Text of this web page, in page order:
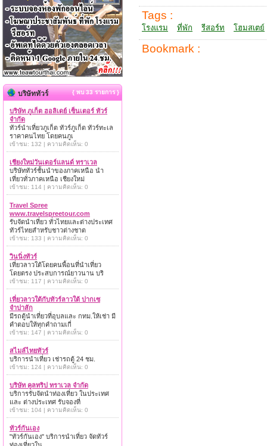
Tags :
โรงแรม ที่พัก รีสอร์ท โฮมสเตย์
Bookmark :
บริษัททัวร์ { พบ 33 รายการ }
บริษัท ภูเก็ต ฮอลิเดย์ เซ็นเตอร์ ทัวร์
จำกัด
ทัวร์นำเที่ยวภูเก็ต ทัวร์ภูเก็ต ทัวร์ทะเล
ราคาคนไทย โดยคนภูเ
เข้าชม: 132 | ความคิดเห็น: 0
เชียงใหม่วันเดอร์แลนด์ ทราเวล
บริษัททัวร์ชั้นนำของภาคเหนือ นำ
เที่ยวทั่วภาคเหนือ เชียงใหม่
เข้าชม: 114 | ความคิดเห็น: 0
Travel Spree
www.travelspreetour.com
รับจัดนำเที่ยว ทั่วไทยและต่างประเทศ
ทัวร์ไทยสำหรับชาวต่างชาต
เข้าชม: 133 | ความคิดเห็น: 0
วินนิ่งทัวร์
เที่ยวลาวใต้โดยคนพื้อนที่นำเที่ยว
โดยตรง ประสบการณ์ยาวนาน บริ
เข้าชม: 117 | ความคิดเห็น: 0
เที่ยวลาวใต้กับทัวร์ลาวใต้ ปากเซ
จำปาสัก
มีรถตู้นำเที่ยวที่อุบลและ กทม.ให้เช่า มี
คำตอบให้ทุกคำถามเกี่
เข้าชม: 147 | ความคิดเห็น: 0
สไมล์ไทยทัวร์
บริการนำเที่ยว เช่ารถตู้ 24 ชม.
เข้าชม: 124 | ความคิดเห็น: 0
บริษัท คูลทริป ทราเวล จำกัด
บริการรับจัดนำท่องเที่ยว ในประเทศ
และ ต่างประเทศ รับจองที่
เข้าชม: 104 | ความคิดเห็น: 0
ทัวร์กันเอง
"ทัวร์กันเอง" บริการนำเที่ยว จัดทัวร์